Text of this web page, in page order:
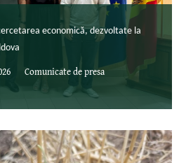
economică, dezvoltate la
Comunicate de presa